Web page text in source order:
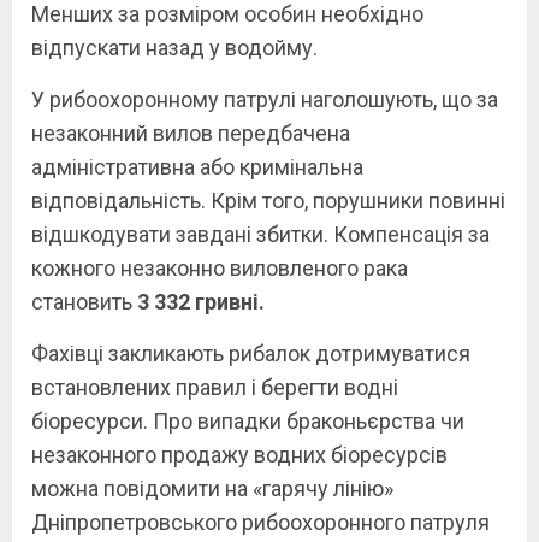
Менших за розміром особин необхідно
відпускати назад у водойму.
У рибоохоронному патрулі наголошують, що за
незаконний вилов передбачена
адміністративна або кримінальна
відповідальність. Крім того, порушники повинні
відшкодувати завдані збитки. Компенсація за
кожного незаконно виловленого рака
становить 3 332 гривні.
Фахівці закликають рибалок дотримуватися
встановлених правил і берегти водні
біоресурси. Про випадки браконьєрства чи
незаконного продажу водних біоресурсів
можна повідомити на «гарячу лінію»
Дніпропетровського рибоохоронного патруля